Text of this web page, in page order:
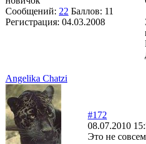
Сообщений: 22 Баллов: 11
Регистрация: 04.03.2008
Angelika Chatzi
#172
08.07.2010
Это не